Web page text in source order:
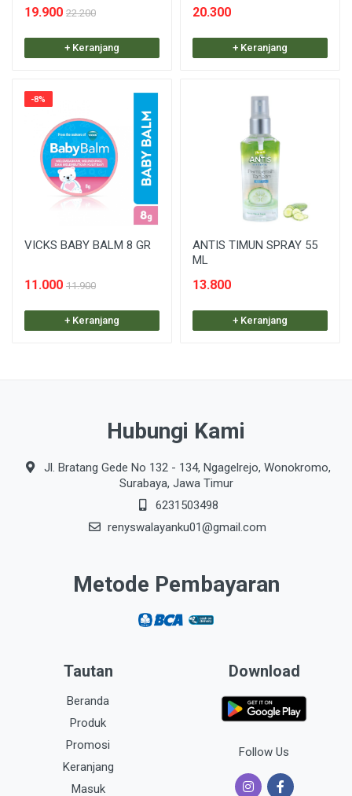
19.900 22.200
+ Keranjang
20.300
+ Keranjang
-8%
VICKS BABY BALM 8 GR
11.000 11.900
+ Keranjang
ANTIS TIMUN SPRAY 55
ML
13.800
+ Keranjang
Hubungi Kami
Jl. Bratang Gede No 132 - 134, Ngagelrejo, Wonokromo,
Surabaya, Jawa Timur
6231503498
renyswalayanku01@gmail.com
Metode Pembayaran
Tautan
Beranda
Produk
Promosi
Keranjang
Masuk
Download
Follow Us